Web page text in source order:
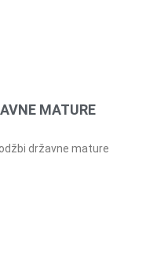
MATURE
državne mature